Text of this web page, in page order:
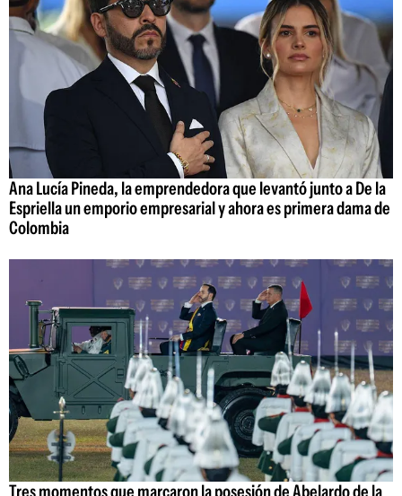
Ana Lucía Pineda, la emprendedora que levantó junto a De la
Espriella un emporio empresarial y ahora es primera dama de
Colombia
Tres momentos que marcaron la posesión de Abelardo de la